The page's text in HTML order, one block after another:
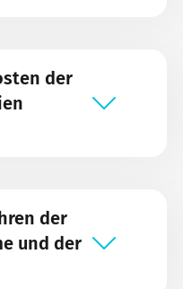
der
der
und der